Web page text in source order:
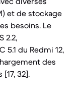
et de stockage
besoins. Le
2.2,
du Redmi 12,
des
32].